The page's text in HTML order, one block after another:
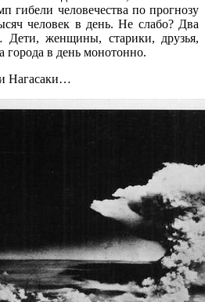
гибели человечества по прогнозу
человек в день. Не слабо? Два
Дети, женщины, старики, друзья,
города в день монотонно.
Нагасаки…